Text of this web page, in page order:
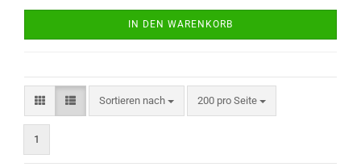
IN DEN WARENKORB
Sortieren nach 200 pro Seite
1